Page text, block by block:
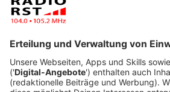
Veröffentlicht:
Anzeige
Studierende der University of